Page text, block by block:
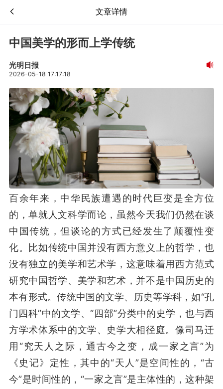
文章详情
中国美学的形而上学传统
光明日报
2026-05-18 17:17:18
百余年来，中华民族遭遇的时代巨变是全方位
的，单就人文科学而论，虽然今天我们仍然在谈
中国传统，但谈论的方式已经发生了颠覆性变
化。比如传统中国并没有西方意义上的哲学，也
没有独立的美学和艺术学，这意味着用西方范式
研究中国哲学、美学和艺术，并不是中国历史的
本有形式。传统中国的文学、历史等学科，如“孔
门四科”中的文学、“四部”分类中的史学，也与西
方学术体系中的文学、史学大相径庭。像司马迁
用“究天人之际，通古今之变，成一家之言”为
《史记》定性，其中的“天人”是空间性的，“古
今”是时间性的，“一家之言”是主体性的，这种架